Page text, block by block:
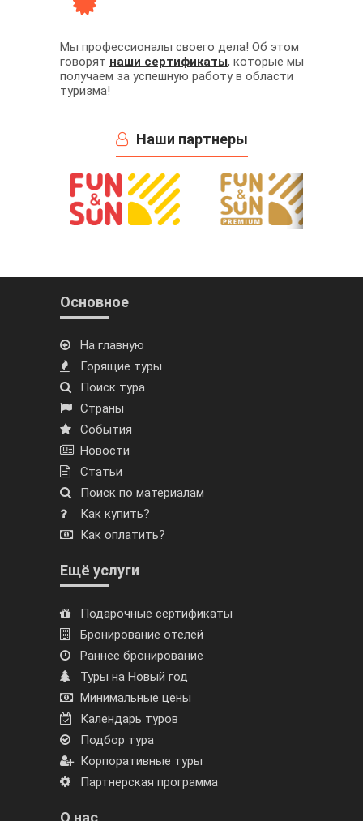
Мы профессионалы своего дела! Об этом
говорят наши сертификаты, которые мы
получаем за успешную работу в области
туризма!
Наши партнеры
Основное
На главную
Горящие туры
Поиск тура
Страны
События
Новости
Статьи
Поиск по материалам
Как купить?
Как оплатить?
Ещё услуги
Подарочные сертификаты
Бронирование отелей
Раннее бронирование
Туры на Новый год
Минимальные цены
Календарь туров
Подбор тура
Корпоративные туры
Партнерская программа
О нас